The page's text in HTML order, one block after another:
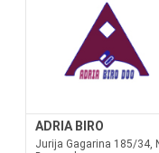
ADRIA BIRO
Jurija Gagarina 185/34,